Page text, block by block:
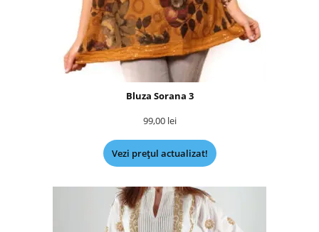
Bluza Sorana 3
99,00 lei
Vezi prețul actualizat!